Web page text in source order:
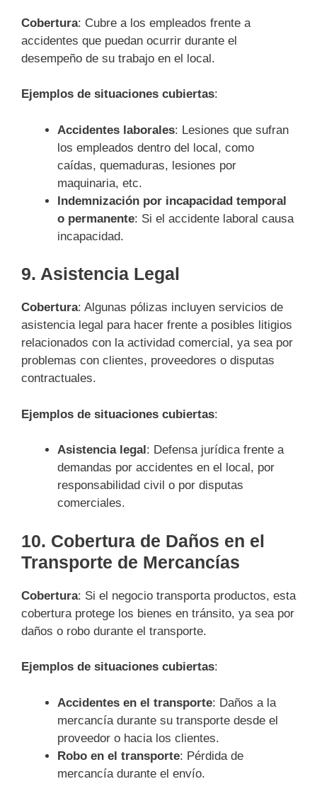
Cobertura: Cubre a los empleados frente a
accidentes que puedan ocurrir durante el
desempeño de su trabajo en el local.
Ejemplos de situaciones cubiertas:
Accidentes laborales: Lesiones que sufran
los empleados dentro del local, como
caídas, quemaduras, lesiones por
maquinaria, etc.
Indemnización por incapacidad temporal
o permanente: Si el accidente laboral causa
incapacidad.
9. Asistencia Legal
Cobertura: Algunas pólizas incluyen servicios de
asistencia legal para hacer frente a posibles litigios
relacionados con la actividad comercial, ya sea por
problemas con clientes, proveedores o disputas
contractuales.
Ejemplos de situaciones cubiertas:
Asistencia legal: Defensa jurídica frente a
demandas por accidentes en el local, por
responsabilidad civil o por disputas
comerciales.
10. Cobertura de Daños en el
Transporte de Mercancías
Cobertura: Si el negocio transporta productos, esta
cobertura protege los bienes en tránsito, ya sea por
daños o robo durante el transporte.
Ejemplos de situaciones cubiertas:
Accidentes en el transporte: Daños a la
mercancía durante su transporte desde el
proveedor o hacia los clientes.
Robo en el transporte: Pérdida de
mercancía durante el envío.